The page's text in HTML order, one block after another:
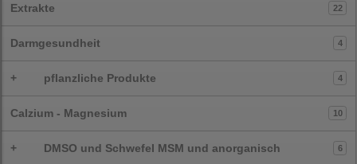
Extrakte 22
Darmgesundheit 4
+ pflanzliche Produkte 4
Calzium - Magnesium 10
+ DMSO und Schwefel MSM und anorganisch 6